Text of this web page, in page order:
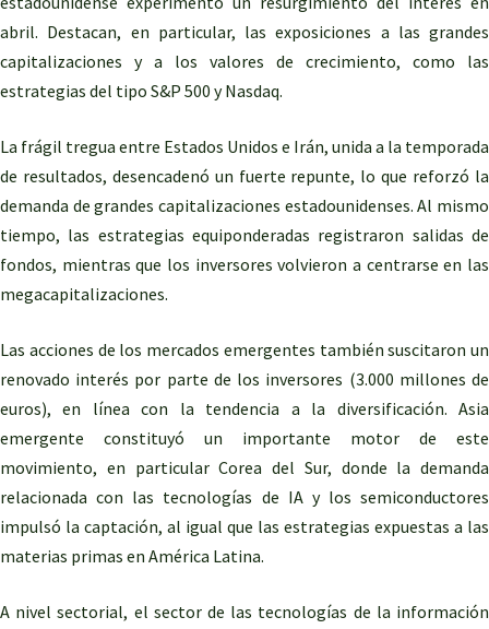
abril. Destacan, en particular, las exposiciones a las grandes
capitalizaciones y a los valores de crecimiento, como las
estrategias del tipo S&P 500 y Nasdaq.
La frágil tregua entre Estados Unidos e Irán, unida a la temporada
de resultados, desencadenó un fuerte repunte, lo que reforzó la
demanda de grandes capitalizaciones estadounidenses. Al mismo
tiempo, las estrategias equiponderadas registraron salidas de
fondos, mientras que los inversores volvieron a centrarse en las
megacapitalizaciones.
Las acciones de los mercados emergentes también suscitaron un
renovado interés por parte de los inversores (3.000 millones de
euros), en línea con la tendencia a la diversificación. Asia
emergente constituyó un importante motor de este
movimiento, en particular Corea del Sur, donde la demanda
relacionada con las tecnologías de IA y los semiconductores
impulsó la captación, al igual que las estrategias expuestas a las
materias primas en América Latina.
A nivel sectorial, el sector de las tecnologías de la información